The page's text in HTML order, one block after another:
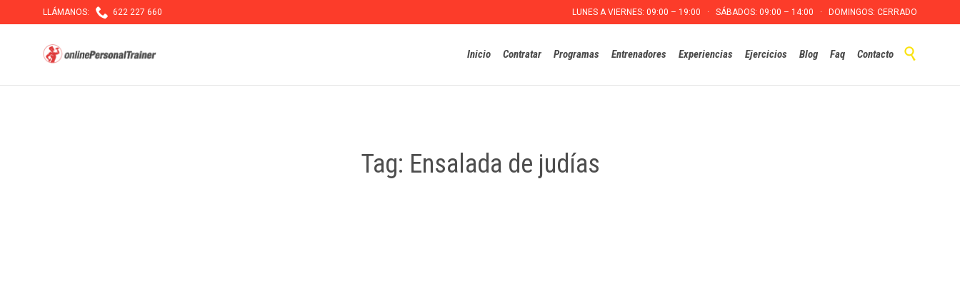
LLÁMANOS:  622 227 660 LUNES A VIERNES: 09:00 – 19:00 · SÁBADOS: 09:00 – 14:00 · DOMINGOS: CERRADO
to
Inicio Contratar Programas Entrenadores Experiencias Ejercicios Blog Faq Contacto 
Tag: Ensalada de judías